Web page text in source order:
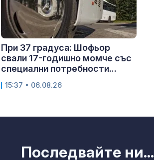
При 37 градуса: Шофьор
свали 17-годишно момче със
специални потребности...
15:37 • 06.08.26
Последвайте ни...